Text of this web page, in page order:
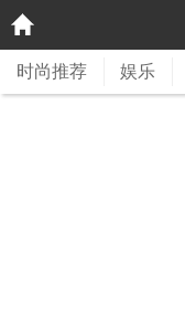
时尚推荐 娱乐